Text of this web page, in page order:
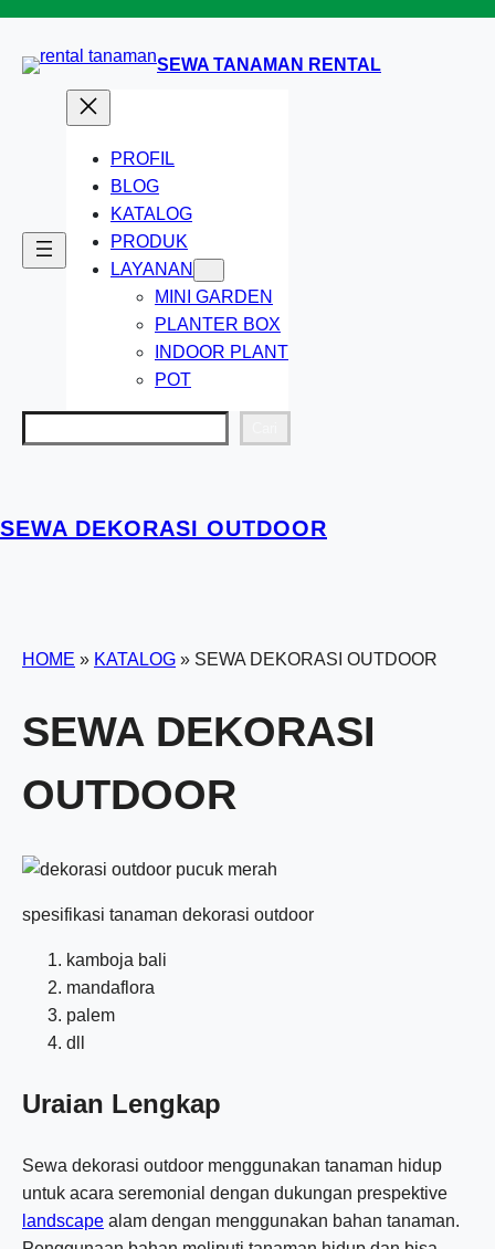
konten
SEWA TANAMAN RENTAL
PROFIL
BLOG
KATALOG
PRODUK
LAYANAN
MINI GARDEN
PLANTER BOX
INDOOR PLANT
POT
SEWA DEKORASI OUTDOOR
HOME » KATALOG » SEWA DEKORASI OUTDOOR
SEWA DEKORASI
OUTDOOR
spesifikasi tanaman dekorasi outdoor
kamboja bali
mandaflora
palem
dll
Uraian Lengkap
Sewa dekorasi outdoor menggunakan tanaman hidup
untuk acara seremonial dengan dukungan prespektive
landscape alam dengan menggunakan bahan tanaman.